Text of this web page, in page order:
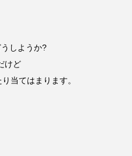
しようか?
けど
当てはまります。